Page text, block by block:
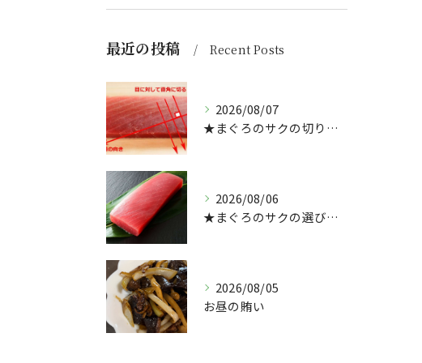
最近の投稿 Recent Posts
2026/08/07
★まぐろのサクの切り方★
2026/08/06
★まぐろのサクの選び方★（どんぶり屋まぐろ大将）
2026/08/05
お昼の賄い